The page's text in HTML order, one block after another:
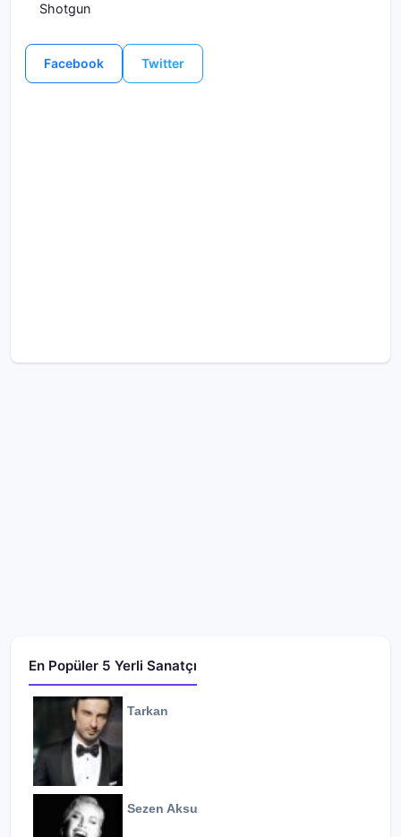
Shotgun
Facebook Twitter
En Popüler 5 Yerli Sanatçı
Tarkan
Sezen Aksu